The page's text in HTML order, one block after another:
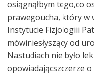
osiągnąłbym tego,co
prawegoucha, który w
Instytucie Fizjologiii
mówiniesłyszący od
Nastudiach nie było
opowiadającszczerze